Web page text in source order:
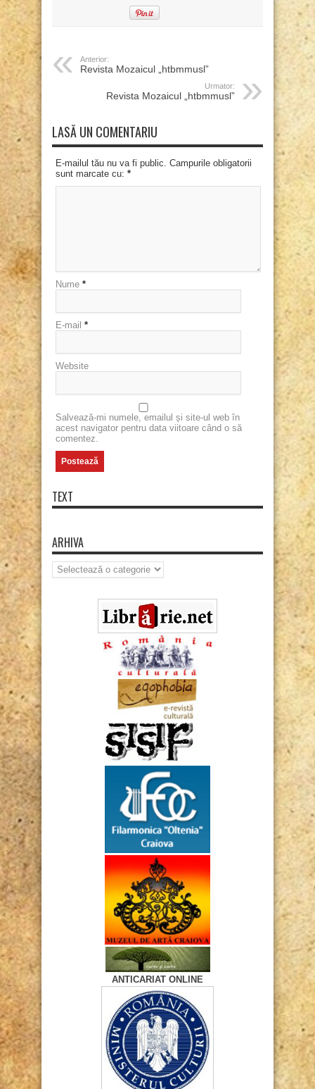
Anterior:
Revista Mozaicul „htbmmusl”
Urmator:
Revista Mozaicul „htbmmusl”
LASĂ UN COMENTARIU
E-mailul tău nu va fi public. Campurile obligatorii
sunt marcate cu: *
Nume *
E-mail *
Website
Salvează-mi numele, emailul și site-ul web în
acest navigator pentru data viitoare când o să
comentez.
TEXT
ARHIVA
Arhiva
ANTICARIAT ONLINE